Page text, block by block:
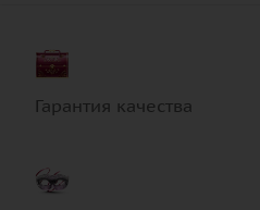
Гарантия качества